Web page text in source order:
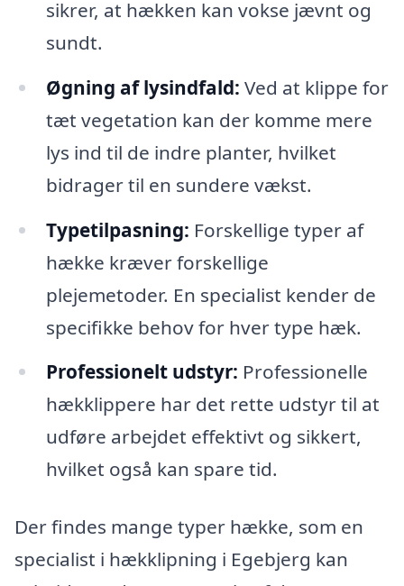
sikrer, at hækken kan vokse jævnt og
sundt.
Øgning af lysindfald: Ved at klippe for
tæt vegetation kan der komme mere
lys ind til de indre planter, hvilket
bidrager til en sundere vækst.
Typetilpasning: Forskellige typer af
hække kræver forskellige
plejemetoder. En specialist kender de
specifikke behov for hver type hæk.
Professionelt udstyr: Professionelle
hækklippere har det rette udstyr til at
udføre arbejdet effektivt og sikkert,
hvilket også kan spare tid.
Der findes mange typer hække, som en
specialist i hækklipning i Egebjerg kan